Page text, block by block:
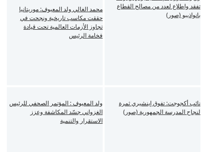
تفقد واطلاع لعدد من مصالح القطاع
بانواذيبو (صور)
محمد الغالي ولد المعيوف: موريتانيا
حققت مكاسب تاريخية ونجحت في
تجاوز الأزمات العالمية تحت قيادة
فخامة الرئيس
نائب أكجوجت: تفوق إينشيري ثمرة
لنجاح المدرسة الجمهورية (صور)
ولد المعيوف : المؤتمر الصحفي للرئيس
الغزواني جسّد المكاشفة وعزز
الاستقرار والتنمية